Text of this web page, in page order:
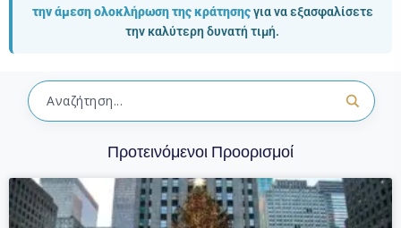
την άμεση ολοκλήρωση της κράτησηςγια να εξασφαλίσετε
την καλύτερη δυνατή τιμή.
Προτεινόμενοι Προορισμοί